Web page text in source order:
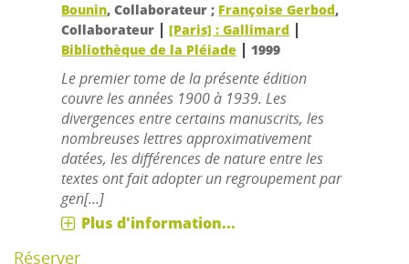
Bounin, Collaborateur ; Françoise Gerbod,
Collaborateur |[Paris] : Gallimard |
Bibliothèque de la Pléiade | 1999
Le premier tome de la présente édition
couvre les années 1900 à 1939. Les
divergences entre certains manuscrits, les
nombreuses lettres approximativement
datées, les différences de nature entre les
textes ont fait adopter un regroupement par
gen[...]
Plus d'information...
Réserver